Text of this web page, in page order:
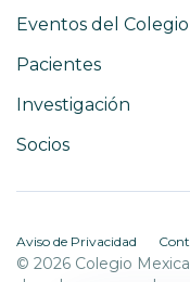
Eventos del Colegio
Pacientes
Investigación
Socios
Aviso de Privacidad
© 2026 Colegio